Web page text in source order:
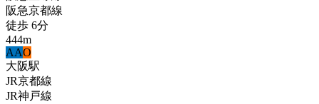
阪急京都線
徒歩 6分
444m
AAO
大阪駅
JR京都線
JR神戸線